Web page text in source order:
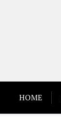
HOME